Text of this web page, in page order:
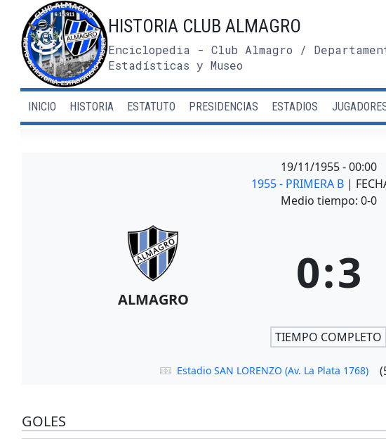
contenido
HISTORIA CLUB ALMAGRO
Enciclopedia - Club Almagro /
Estadísticas y Museo
INICIO HISTORIA ESTATUTO PRESIDENCIAS ESTADIOS
19/11/1955-00:00
1955 - PRIMERA B |
Medio tiempo: 0-0
ALMAGRO 0:3
TIEMPO COMPLETO
Estadio SAN LORENZO (Av. La Plata 1768)
GOLES